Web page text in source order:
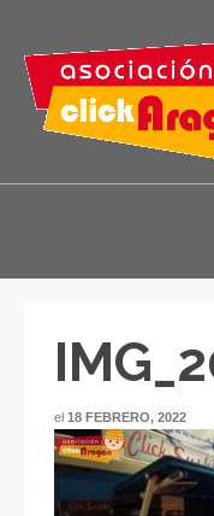
el 18 FEBRERO, 2022